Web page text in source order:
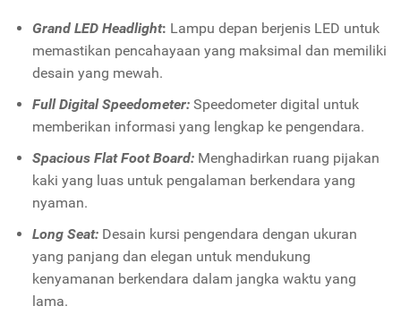
Grand LED Headlight: Lampu depan berjenis LED untuk
memastikan pencahayaan yang maksimal dan memiliki
desain yang mewah.
Full Digital Speedometer: Speedometer digital untuk
memberikan informasi yang lengkap ke pengendara.
Spacious Flat Foot Board: Menghadirkan ruang pijakan
kaki yang luas untuk pengalaman berkendara yang
nyaman.
Long Seat:Desain kursi pengendara dengan ukuran
yang panjang dan elegan untuk mendukung
kenyamanan berkendara dalam jangka waktu yang
lama.